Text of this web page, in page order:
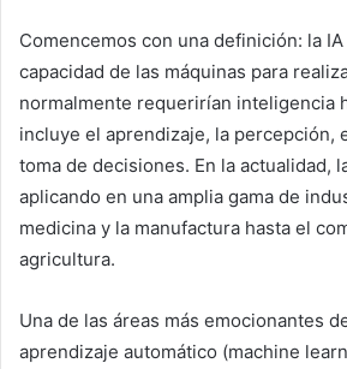
Comencemos con una definición: la
capacidad de las máquinas para
normalmente requerirían inteligencia
incluye el aprendizaje, la percepción,
toma de decisiones. En la actualidad,
aplicando en una amplia gama de
medicina y la manufactura hasta el
agricultura.
Una de las áreas más emocionantes
aprendizaje automático (machine